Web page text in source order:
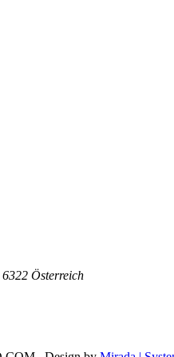
6322 Österreich